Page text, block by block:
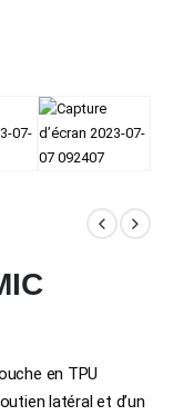
en TPU
latéral et d’un